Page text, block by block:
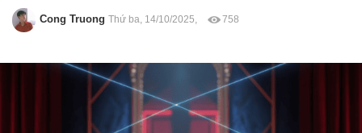
Cong Truong Thứ ba, 14/10/2025, 758